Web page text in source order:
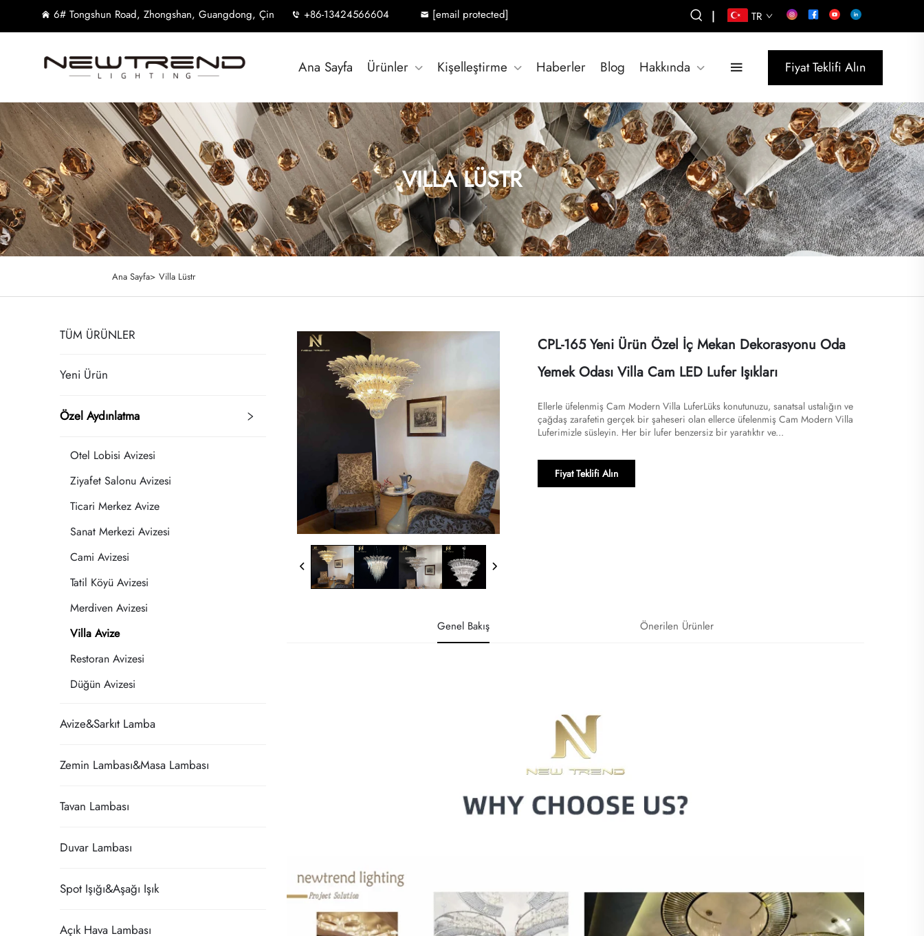
6# Tongshun Road, Zhongshan, Guangdong, Çin +86-13424566604 [email protected] | TR
Ana Sayfa Ürünler Kişelleştirme Haberler Blog Hakkında Fiyat Teklifi Alın
VILLA LÜSTR
Ana Sayfa> Villa Lüstr
TÜM ÜRÜNLER
Yeni Ürün
Özel Aydınlatma
Otel Lobisi Avizesi
Ziyafet Salonu Avizesi
Ticari Merkez Avize
Sanat Merkezi Avizesi
Cami Avizesi
Tatil Köyü Avizesi
Merdiven Avizesi
Villa Avize
Restoran Avizesi
Düğün Avizesi
Avize&Sarkıt Lamba
Zemin Lambası&Masa Lambası
Tavan Lambası
Duvar Lambası
Spot Işığı&Aşağı Işık
Açık Hava Lambası
CPL-165 Yeni Ürün Özel İç Mekan Dekorasyonu Oda
Yemek Odası Villa Cam LED Lufer Işıkları
Ellerle üfelenmiş Cam Modern Villa LuferLüks konutunuzu, sanatsal ustalığın ve
çağdaş zarafetin gerçek bir şaheseri olan ellerce üfelenmiş Cam Modern Villa
Luferimizle süsleyin. Her bir lufer benzersiz bir yaratıktır ve...
Fiyat Teklifi Alın
Genel Bakış Önerilen Ürünler